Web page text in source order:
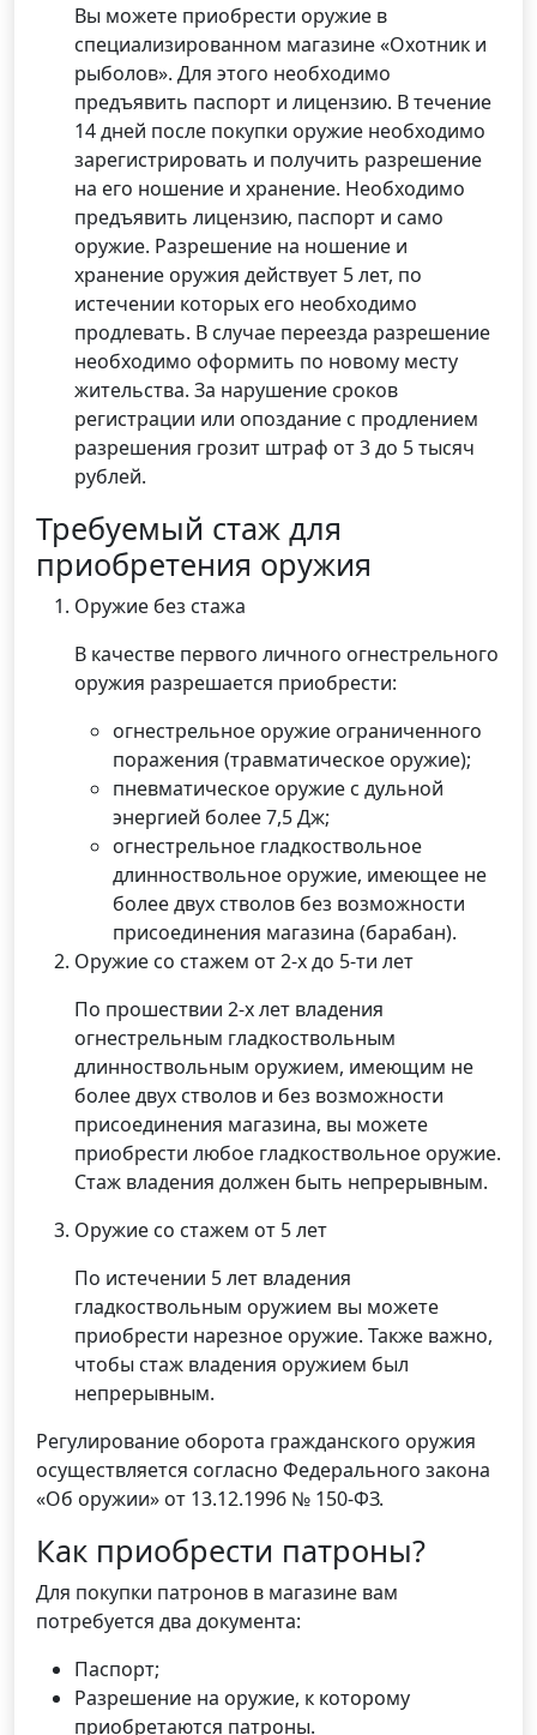
Вы можете приобрести оружие в
специализированном магазине «Охотник и
рыболов». Для этого необходимо
предъявить паспорт и лицензию. В течение
14 дней после покупки оружие необходимо
зарегистрировать и получить разрешение
на его ношение и хранение. Необходимо
предъявить лицензию, паспорт и само
оружие. Разрешение на ношение и
хранение оружия действует 5 лет, по
истечении которых его необходимо
продлевать. В случае переезда разрешение
необходимо оформить по новому месту
жительства. За нарушение сроков
регистрации или опоздание с продлением
разрешения грозит штраф от 3 до 5 тысяч
рублей.
Требуемый стаж для
приобретения оружия
Оружие без стажа
В качестве первого личного огнестрельного
оружия разрешается приобрести:
огнестрельное оружие ограниченного
поражения (травматическое оружие);
пневматическое оружие с дульной
энергией более 7,5 Дж;
огнестрельное гладкоствольное
длинноствольное оружие, имеющее не
более двух стволов без возможности
присоединения магазина (барабан).
Оружие со стажем от 2-х до 5-ти лет
По прошествии 2-х лет владения
огнестрельным гладкоствольным
длинноствольным оружием, имеющим не
более двух стволов и без возможности
присоединения магазина, вы можете
приобрести любое гладкоствольное оружие.
Стаж владения должен быть непрерывным.
Оружие со стажем от 5 лет
По истечении 5 лет владения
гладкоствольным оружием вы можете
приобрести нарезное оружие. Также важно,
чтобы стаж владения оружием был
непрерывным.
Регулирование оборота гражданского оружия
осуществляется согласно Федерального закона
«Об оружии» от 13.12.1996 № 150-ФЗ.
Как приобрести патроны?
Для покупки патронов в магазине вам
потребуется два документа:
Паспорт;
Разрешение на оружие, к которому
приобретаются патроны.